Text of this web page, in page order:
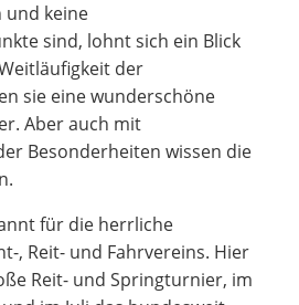
und keine
sind, lohnt sich ein Blick
der
sie eine wunderschöne
Aber auch mit
Besonderheiten wissen die
für die herrliche
, Reit- und Fahrvereins. Hier
Reit- und Springturnier, im